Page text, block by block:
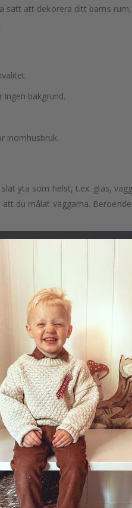
sätt att dekorera ditt barns
bakgrund.
inomhusbruk.
yta som helst, t.ex. glas,
du målat väggarna.
Verklig